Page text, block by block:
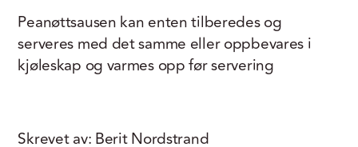
Peanøttsausen kan enten tilberedes og
serveres med det samme eller oppbevares i
kjøleskap og varmes opp før servering
Skrevet av: Berit Nordstrand